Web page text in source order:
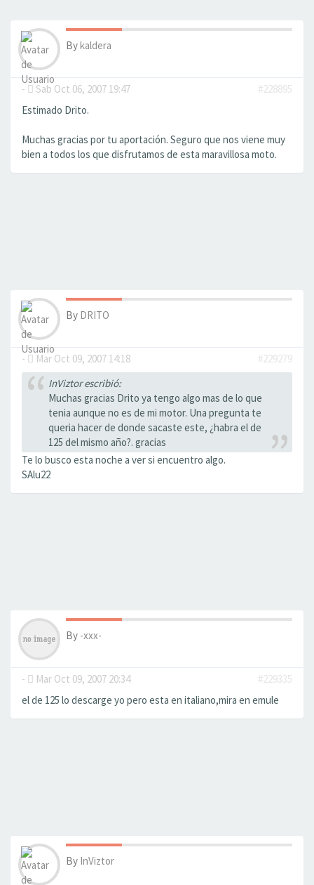
Bykaldera
- Sab Oct 06, 2007 19:47
#228895
Estimado Drito.
Muchas gracias por tu aportación. Seguro que nos viene muy
bien a todos los que disfrutamos de esta maravillosa moto.
By DRITO
- Mar Oct 09, 2007 14:18
#229279
InViztor escribió:
Muchas gracias Drito ya tengo algo mas de lo que
tenia aunque no es de mi motor. Una pregunta te
queria hacer de donde sacaste este, ¿habra el de
125 del mismo año?. gracias
Te lo busco esta noche a ver si encuentro algo.
SAlu22
By -xxx-
- Mar Oct 09, 2007 20:34
#229335
el de 125 lo descarge yo pero esta en italiano,mira en emule
By InViztor